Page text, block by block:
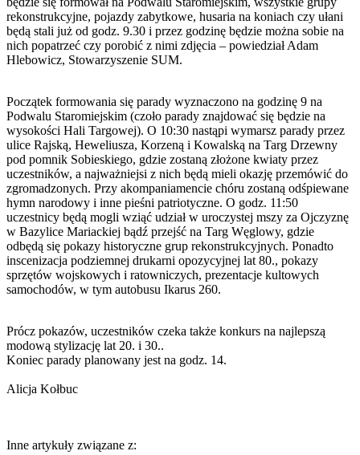
rekonstrukcyjne, pojazdy zabytkowe, husaria na koniach czy ułani
będą stali już od godz. 9.30 i przez godzinę będzie można sobie na
nich popatrzeć czy porobić z nimi zdjęcia – powiedział Adam
Hlebowicz, Stowarzyszenie SUM.
Początek formowania się parady wyznaczono na godzinę 9 na
Podwalu Staromiejskim (czoło parady znajdować się będzie na
wysokości Hali Targowej). O 10:30 nastąpi wymarsz parady przez
ulice Rajską, Heweliusza, Korzeną i Kowalską na Targ Drzewny
pod pomnik Sobieskiego, gdzie zostaną złożone kwiaty przez
uczestników, a najważniejsi z nich będą mieli okazję przemówić do
zgromadzonych. Przy akompaniamencie chóru zostaną odśpiewane
hymn narodowy i inne pieśni patriotyczne. O godz. 11:50
uczestnicy będą mogli wziąć udział w uroczystej mszy za Ojczyznę
w Bazylice Mariackiej bądź przejść na Targ Węglowy, gdzie
odbędą się pokazy historyczne grup rekonstrukcyjnych. Ponadto
inscenizacja podziemnej drukarni opozycyjnej lat 80., pokazy
sprzętów wojskowych i ratowniczych, prezentacje kultowych
samochodów, w tym autobusu Ikarus 260.
Prócz pokazów, uczestników czeka także konkurs na najlepszą
modową stylizację lat 20. i 30..
Koniec parady planowany jest na godz. 14.
Alicja Kołbuc
Inne artykuły związane z: